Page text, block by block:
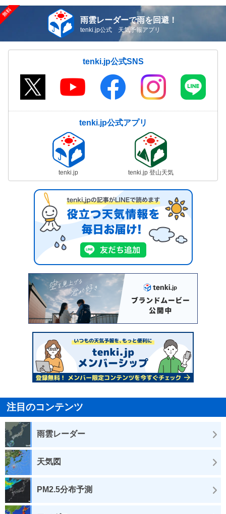
雨雲レーダーで雨を回避！
tenki.jp公式 天気予報アプリ
tenki.jp公式SNS
tenki.jp公式アプリ
tenki.jp tenki.jp 登山天気
注目のコンテンツ
雨雲レーダー
天気図
PM2.5分布予測